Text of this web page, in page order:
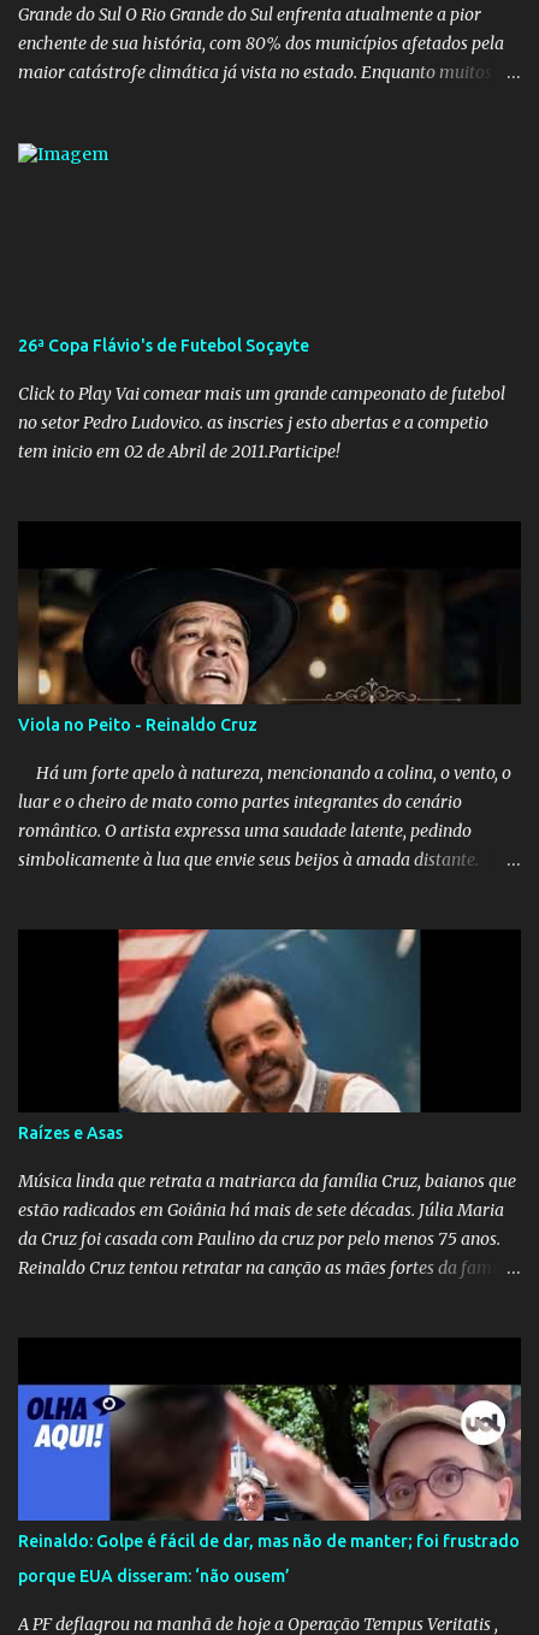
Grande do Sul O Rio Grande do Sul enfrenta atualmente a pior
enchente de sua história, com 80% dos municípios afetados pela
maior catástrofe climática já vista no estado. Enquanto muitos se
voluntários e das forças governamentais, impactando diretamente
desinformações, chegando ao ponto de o governo federal pedir
uma investigação para identificar os autores dessas notícias falsas.
O Negacionismo Climático da Extrema Direita Essa disseminação
de fake news não é uma surpresa, pois faz parte de um padrão...
26ª Copa Flávio's de Futebol Soçayte
Click to Play Vai comear mais um grande campeonato de futebol
no setor Pedro Ludovico. as inscries j esto abertas e a competio
tem inicio em 02 de Abril de 2011.Participe!
Viola no Peito - Reinaldo Cruz
Há um forte apelo à natureza, mencionando a colina, o vento, o
luar e o cheiro de mato como partes integrantes do cenário
romântico. O artista expressa uma saudade latente, pedindo
simbolicamente à lua que envie seus beijos à amada distante. A
destino. Reinaldo Cruz enfatiza que seu coração nasceu para ela e
que continuará esperando enquanto houver canções para entoar. A
obra conclui como uma promessa de fidelidade e esperança no
reencontro, unindo a tradição da viola com o sentimento universal
do amor. No geral, o vídeo apresenta uma narrativa lírica sobre a
persistência do afeto através do tempo e do espaço. YouTube
YouTube YouTube
Raízes e Asas
Música linda que retrata a matriarca da família Cruz, baianos que
estão radicados em Goiânia há mais de sete décadas. Júlia Maria
da Cruz foi casada com Paulino da cruz por pelo menos 75 anos.
Reinaldo Cruz tentou retratar na canção as mães fortes da família
Reinaldo: Golpe é fácil de dar, mas não de manter; foi frustrado
porque EUA disseram: ‘não ousem’
A PF deflagrou na manhã de hoje a Operação Tempus Veritatis ,